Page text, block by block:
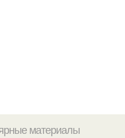
материалы